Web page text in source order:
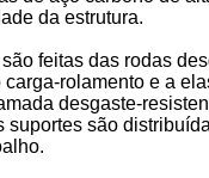
da estrutura.
feitas das rodas
rolamento e a
desgaste-
são